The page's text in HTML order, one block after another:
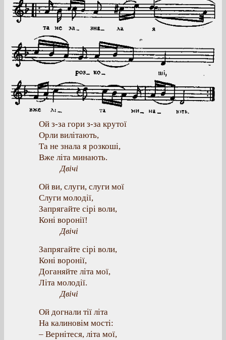
Ой з-за гори з-за крутої
Орли вилітають,
Та не знала я розкоші,
Вже літа минають.
Двічі
Ой ви, слуги, слуги мої
Слуги молодії,
Запрягайте сірі воли,
Коні воронії!
Двічі
Запрягайте сірі воли,
Коні воронії,
Доганяйте літа мої,
Літа молодії.
Двічі
Ой догнали тії літа
На калиновім мості:
– Вернітеся, літа мої,